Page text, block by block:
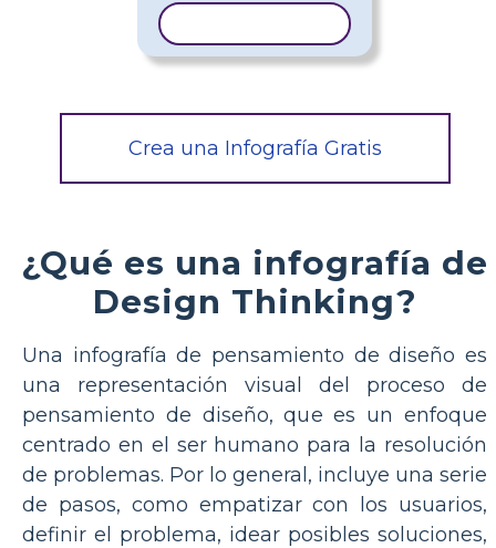
Crea una Infografía Gratis
¿Qué es una infografía de
Design Thinking?
Una infografía de pensamiento de diseño es
una representación visual del proceso de
pensamiento de diseño, que es un enfoque
centrado en el ser humano para la resolución
de problemas. Por lo general, incluye una serie
de pasos, como empatizar con los usuarios,
definir el problema, idear posibles soluciones,